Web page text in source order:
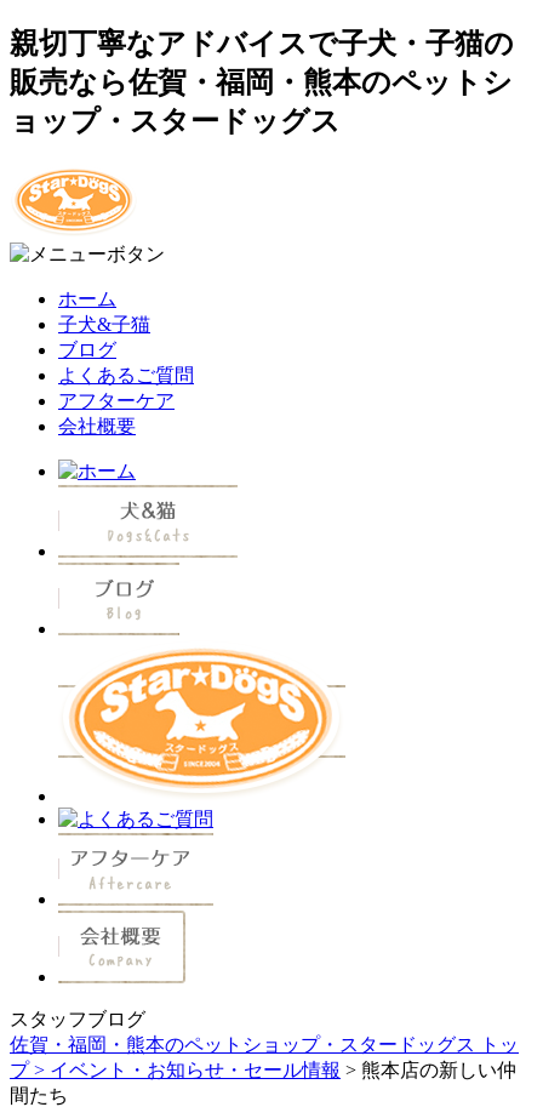
親切丁寧なアドバイスで子犬・子猫の
販売なら佐賀・福岡・熊本のペットシ
ョップ・スタードッグス
ホーム
子犬&子猫
ブログ
よくあるご質問
アフターケア
会社概要
スタッフブログ
佐賀・福岡・熊本のペットショップ・スタードッグス トッ
プ > イベント・お知らせ・セール情報 > 熊本店の新しい仲
間たち